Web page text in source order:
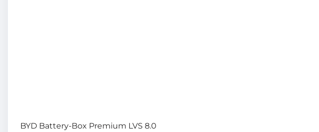
BYD Battery-Box Premium LVS 8.0